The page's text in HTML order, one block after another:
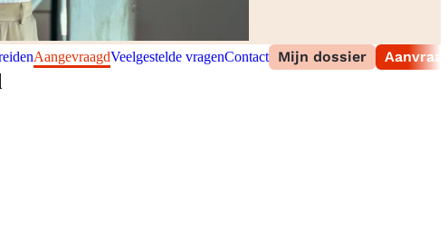
AangevraagdVeelgestelde vragenContact Mijn dossier